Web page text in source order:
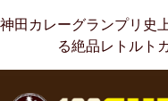
神田カレーグランプリ史
る絶品レトルト